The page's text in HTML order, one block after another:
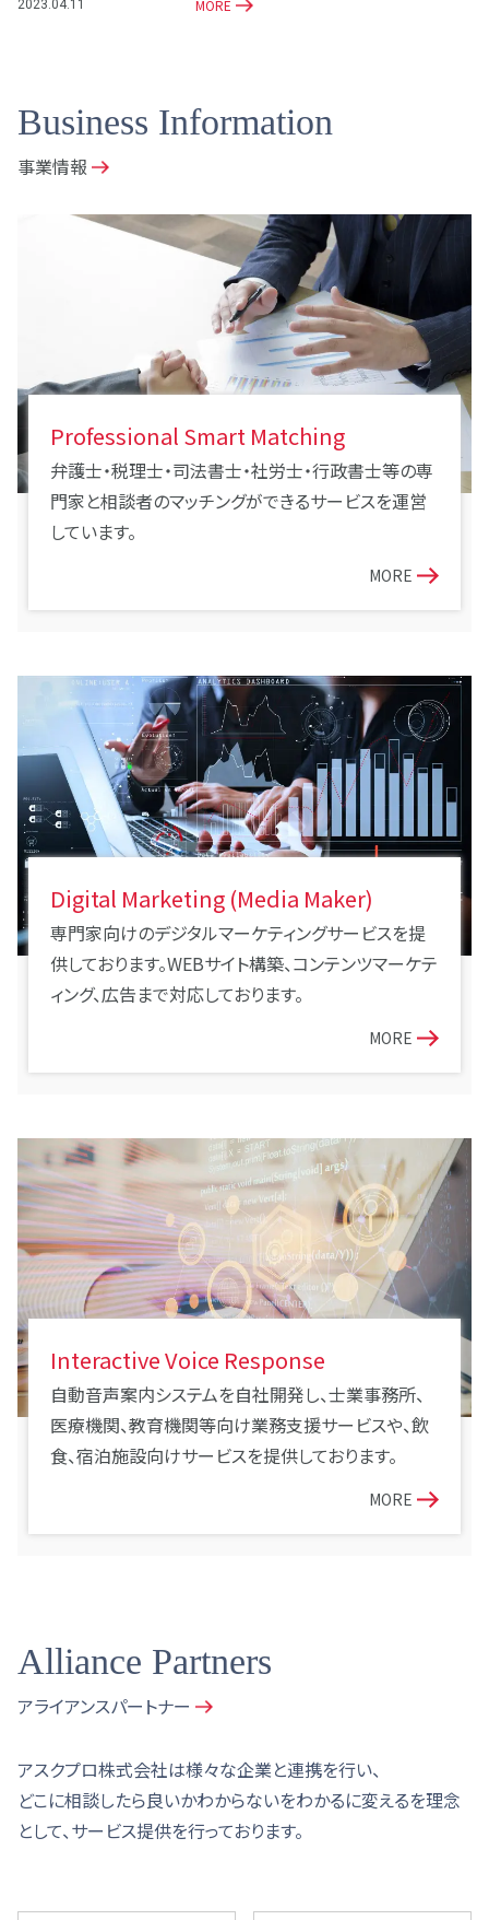
2023.04.11 MORE
Business Information
事業情報
Professional Smart Matching
弁護士・税理士・司法書士・社労士・行政書士等の専
門家と相談者のマッチングができるサービスを運営
しています。
MORE
Digital Marketing (Media Maker)
専門家向けのデジタルマーケティングサービスを提
供しております。WEBサイト構築、コンテンツマーケテ
ィング、広告まで対応しております。
MORE
Interactive Voice Response
自動音声案内システムを自社開発し、士業事務所、
医療機関、教育機関等向け業務支援サービスや、飲
食、宿泊施設向けサービスを提供しております。
MORE
Alliance Partners
アライアンスパートナー
アスクプロ株式会社は様々な企業と連携を行い、
どこに相談したら良いかわからないをわかるに変えるを理念
として、サービス提供を行っております。